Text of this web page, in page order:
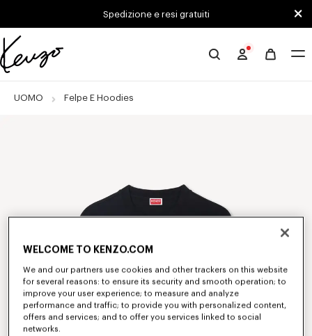
Spedizione e resi gratuiti
Sito
KENZO
UOMO Felpe E Hoodies
WELCOME TO KENZO.COM
We and our partners use cookies and other trackers on this website
for several reasons: to ensure its security and smooth operation; to
improve your user experience; to measure and analyze
performance and traffic; to provide you with personalized content,
offers and services; and to offer you services linked to social
networks.